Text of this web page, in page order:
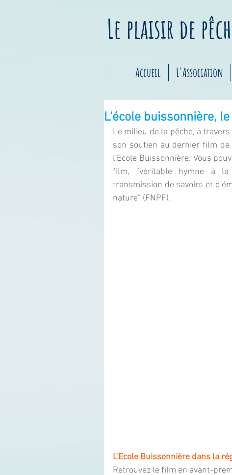
Le plaisir de
Accueil L'Association
L'école buissonnière,
Le milieu de la pêche, à
son soutien au dernier film
l'Ecole Buissonnière. Vous
film, "véritable hymne à
transmission de savoirs et
nature" (FNPF).
L'Ecole Buissonnière dans la
Retrouvez le film en avant-